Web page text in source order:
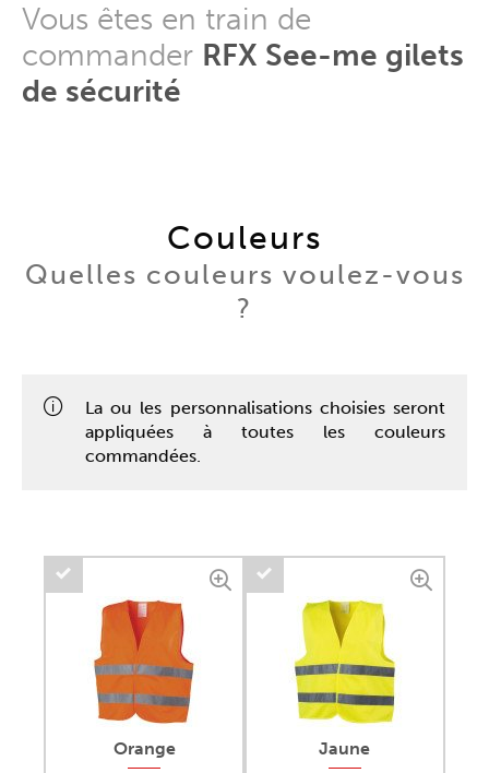
Vous êtes en train de
commander RFX See-me gilets
de sécurité
Couleurs
Quelles couleurs voulez-vous
?
La ou les personnalisations choisies seront
appliquées à toutes les couleurs
commandées.
Orange Jaune